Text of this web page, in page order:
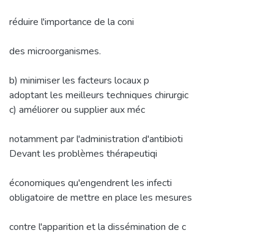
réduire l'importance de la coni
des microorganismes.
b) minimiser les facteurs locaux p
adoptant les meilleurs techniques chirurgic
c) améliorer ou supplier aux méc
notamment par l'administration d'antibioti
Devant les problèmes thérapeutiqi
économiques qu'engendrent les infecti
obligatoire de mettre en place les mesures
contre l'apparition et la dissémination de c